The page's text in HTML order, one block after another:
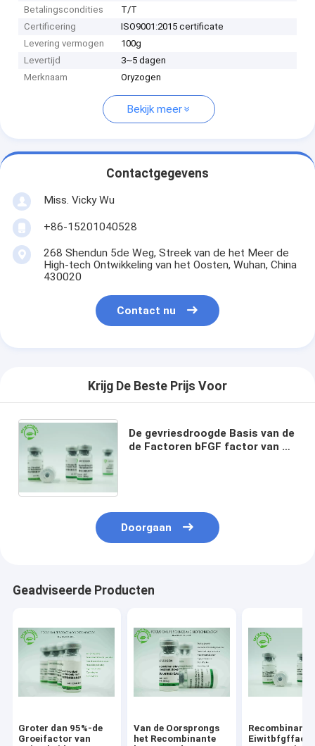
Betalingscondities
T/T
Certificering
ISO9001:2015 certificate
Levering vermogen
100g
Levertijd
3~5 dagen
Merknaam
Oryzogen
Bekijk meer
Contactgegevens
Miss. Vicky Wu
+86-15201040528
268 Shendun 5de Weg, Streek van de het Meer de
High-tech Ontwikkeling van het Oosten, Wuhan, China
430020
Contact nu
Krijg De Beste Prijs Voor
De gevriesdroogde Basis van de
de Factoren bFGF factor van de
Doorgaan
Geadviseerde Producten
Groter dan 95%-de
Groeifactor van
Van de Oorsprongs
het Recombinante
Recombinante